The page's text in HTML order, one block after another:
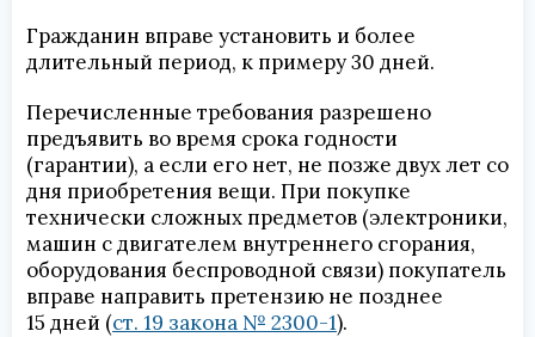
Гражданин вправе установить и более
длительный период, к примеру 30 дней.
Перечисленные требования разрешено
предъявить во время срока годности
(гарантии), а если его нет, не позже двух лет со
дня приобретения вещи. При покупке
технически сложных предметов (электроники,
машин с двигателем внутреннего сгорания,
оборудования беспроводной связи) покупатель
вправе направить претензию не позднее
15 дней (ст. 19 закона № 2300-1).